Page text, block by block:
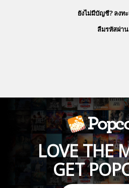
ยังไม่มีบัญชี? ลงท
ลืมรหัสผ่าน
LOVE THE
GET